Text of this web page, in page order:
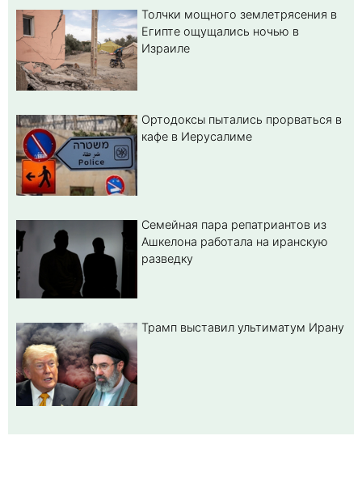
Толчки мощного землетрясения в
Египте ощущались ночью в
Израиле
Ортодоксы пытались прорваться в
кафе в Иерусалиме
Семейная пара репатриантов из
Ашкелона работала на иранскую
разведку
Трамп выставил ультиматум Ирану